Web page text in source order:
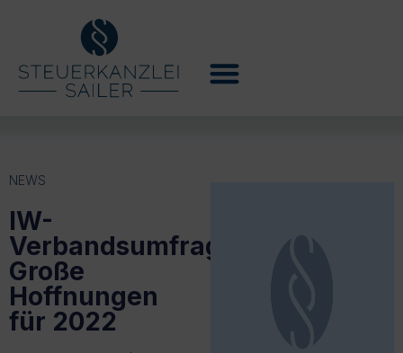
NEWS
IW-
Verbandsumfrage:
Große
Hoffnungen
für 2022